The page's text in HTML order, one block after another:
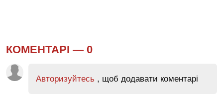
КОМЕНТАРІ — 0
Авторизуйтесь , щоб додавати коментарі